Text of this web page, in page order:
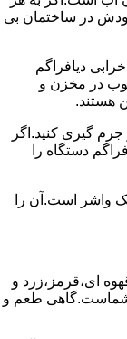
در ساختمان بی
دیافراگم
در مخزن و
هستند.
گیری کنید.اگر
دستگاه را
واشر است.آن را
ای،قرمز،زرد و
شماست.گاهی طعم و